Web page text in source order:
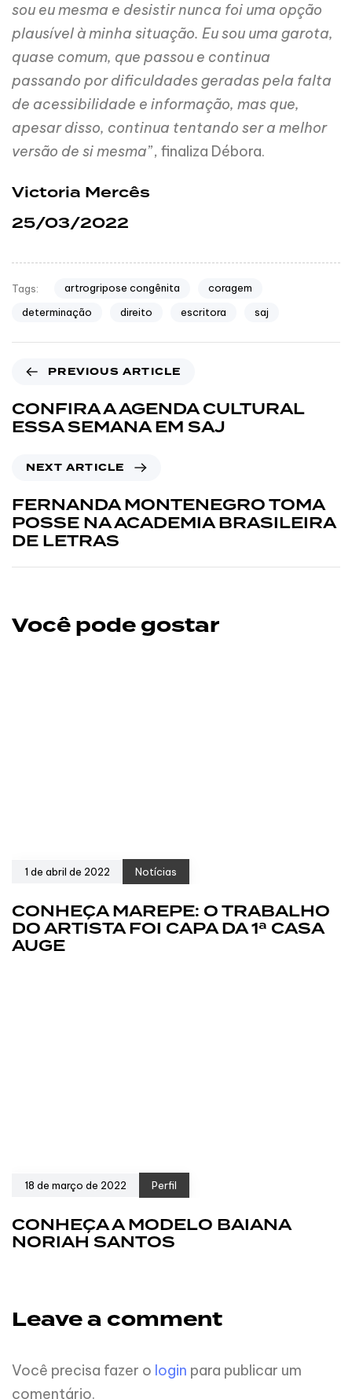
sou eu mesma e desistir nunca foi uma opção
plausível à minha situação. Eu sou uma garota,
quase comum, que passou e continua
passando por dificuldades geradas pela falta
de acessibilidade e informação, mas que,
apesar disso, continua tentando ser a melhor
versão de si mesma”, finaliza Débora.
Victoria Mercês
25/03/2022
Tags: artrogripose congênita
coragem
determinação
direito escritora saj
PREVIOUS ARTICLE
CONFIRA A AGENDA CULTURAL
ESSA SEMANA EM SAJ
NEXT ARTICLE
FERNANDA MONTENEGRO TOMA
POSSE NA ACADEMIA BRASILEIRA
DE LETRAS
Você pode gostar
1 de abril de 2022 Notícias
CONHEÇA MAREPE: O TRABALHO
DO ARTISTA FOI CAPA DA 1ª CASA
AUGE
18 de março de 2022 Perfil
CONHEÇA A MODELO BAIANA
NORIAH SANTOS
Leave a comment
Você precisa fazer o login para publicar um
comentário.